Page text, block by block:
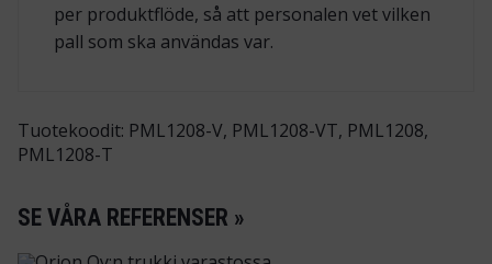
per produktflöde, så att personalen vet vilken
pall som ska användas var.
Tuotekoodit: PML1208-V, PML1208-VT, PML1208,
PML1208-T
SE VÅRA REFERENSER »